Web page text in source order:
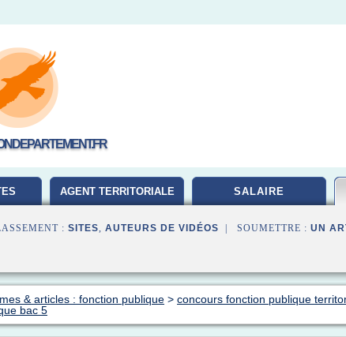
AGENT TERRITORIALE SALAIRE
: SITES, AUTEURS DE VIDÉOS | SOUMETTRE : UN
& articles : fonction publique > concours fonction publique
bac 5